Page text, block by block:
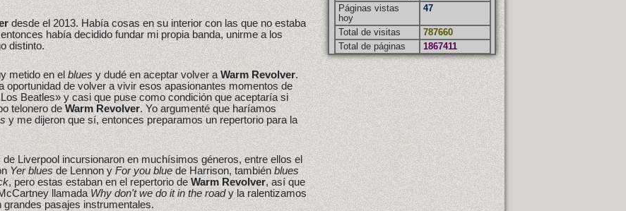
desde el 2013. Había cosas en su interior con las que no estaba
había decidido fundar mi propia banda, unirme a los
distinto.
metido en elbluesy dudé en aceptar volver aWarm Revolver.
oportunidad de volver a vivir esos apasionantes momentos de
Beatles» y casi que puse como condición que aceptaría si
telonero de Warm Revolver. Yo argumenté que haríamos
y me dijeron que sí, entonces preparamos un repertorio para la
Liverpool incursionaron en muchísimos géneros, entre ellos el
Yer bluesde Lennon yFor you bluede Harrison, también blues
, pero estas estaban en el repertorio deWarm Revolver, así que
llamada Why don't we do it in the roady la ralentizamos
pasajes instrumentales.
Páginas vistas
hoy
47
Total de visitas
787660
Total de páginas
1867411